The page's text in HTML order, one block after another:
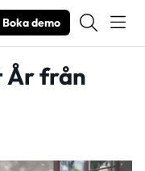
Boka demo
År från